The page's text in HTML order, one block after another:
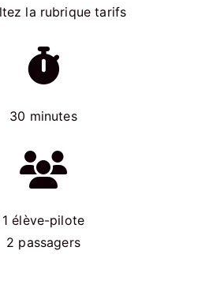
la rubrique tarifs
30 minutes
1 élève-pilote
2 passagers